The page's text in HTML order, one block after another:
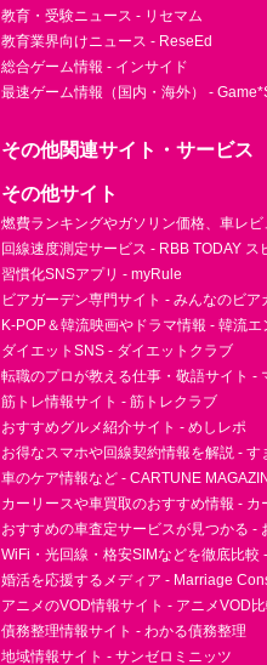
教育・受験ニュース - リセマム
教育業界向けニュース - ReseEd
総合ゲーム情報 - インサイド
最速ゲーム情報（国内・海外） -
その他関連サイト・サービス
その他サイト
燃費ランキングやガソリン価格、車レ
回線速度測定サービス - RBB TODAY ス
習慣化SNSアプリ - myRule
ビアガーデン専門サイト - みんなのビア
K-POP＆韓流映画やドラマ情報 - 韓流エ
ダイエットSNS - ダイエットクラブ
転職のプロが教える仕事・敬語サイト -
筋トレ情報サイト - 筋トレクラブ
おすすめグルメ紹介サイト - めしレポ
お得なスマホや回線契約情報を解説 - す
車のケア情報など - CARTUNE
カーリースや車買取のおすすめ情報 - カ
おすすめの車査定サービスが見つかる -
WiFi・光回線・格安SIMなどを徹底比較
婚活を応援するメディア - Marriage
アニメのVOD情報サイト - アニメVOD
債務整理情報サイト - わかる債務整理
地域情報サイト - サンゼロミニッツ